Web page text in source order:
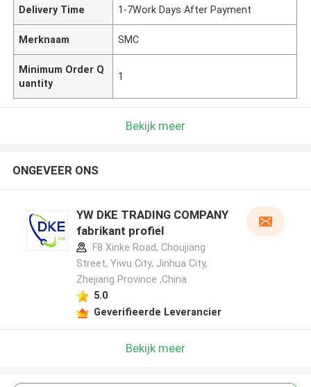
Delivery Time 1-7Work Days After Payment
Merknaam SMC
Minimum Order Q
uantity
1
Bekijk meer
ONGEVEER ONS
YW DKE TRADING COMPANY
fabrikant profiel
F8 Xinke Road, Choujiang
Street, Yiwu City, Jinhua City,
Zhejiang Province ,China
5.0
Geverifieerde Leverancier
Bekijk meer